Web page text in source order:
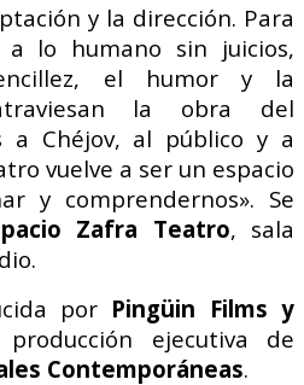
y la dirección. Para
lo humano sin juicios,
el humor y la
la obra del
a Chéjov, al público y a
vuelve a ser un espacio
y comprendernos». Se
Zafra Teatro, sala
por Pingüin Films y
ejecutiva de
Contemporáneas.